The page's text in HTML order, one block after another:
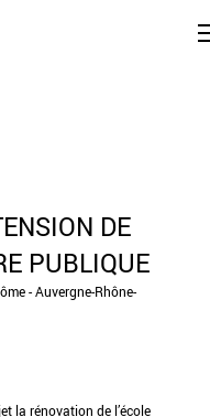
DE
PUBLIQUE
- Auvergne-Rhône-
la rénovation de l’école